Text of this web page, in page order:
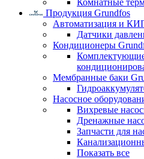
Комнатные
Продукция Grundfos
Автоматизация и
Датчики
Кондиционеры
Мембранные баки
Насосное
Вихревые
Дренажные
Запчасти для
Показать все